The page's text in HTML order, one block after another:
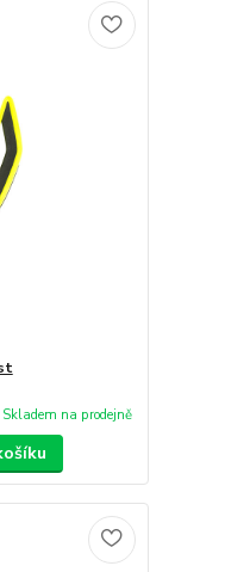
Skladem na prodejně